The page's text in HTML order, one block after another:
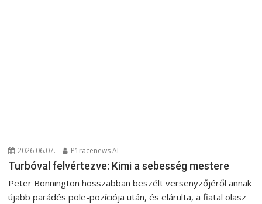
2026.06.07. P1racenews AI
Turbóval felvértezve: Kimi a sebesség mestere
Peter Bonnington hosszabban beszélt versenyzőjéről annak
újabb parádés pole-pozíciója után, és elárulta, a fiatal olasz